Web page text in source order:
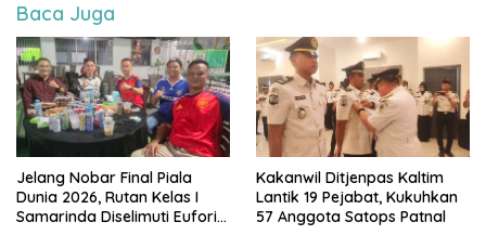
Baca Juga
Jelang Nobar Final Piala
Dunia 2026, Rutan Kelas I
Samarinda Diselimuti Euforia,
Kakanwil Ditjenpas Kaltim
Lantik 19 Pejabat, Kukuhkan
57 Anggota Satops Patnal